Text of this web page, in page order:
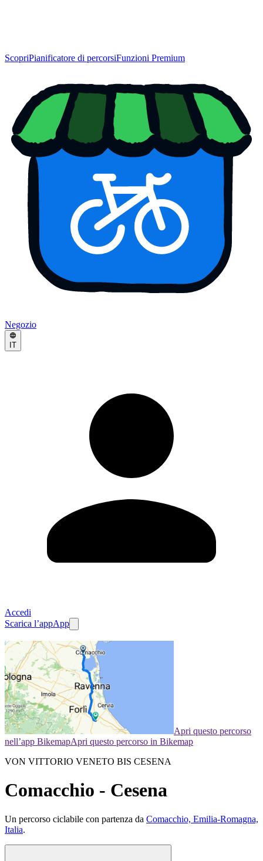
ScopriPianificatore di percorsiFunzioni Premium
Negozio
IT
Accedi
Scarica l’appApp
Apri questo percorso
nell’app BikemapApri questo percorso in Bikemap
VON VITTORIO VENETO BIS CESENA
Comacchio - Cesena
Un percorso ciclabile con partenza da Comacchio, Emilia-Romagna,
Italia.